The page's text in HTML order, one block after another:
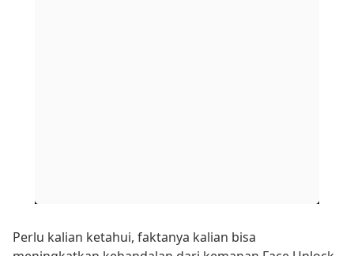
Perlu kalian ketahui, faktanya kalian bisa